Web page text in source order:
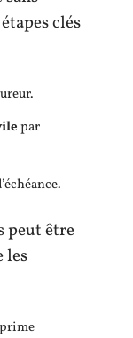
clés
par
peut être
les